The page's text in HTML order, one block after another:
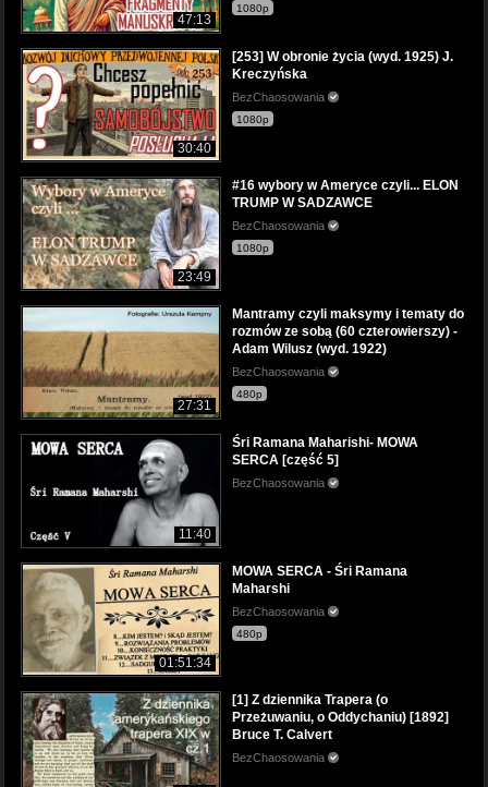
47:13
1080p
30:40
[253] W obronie życia (wyd. 1925) J.
Kreczyńska
BezChaosowania
1080p
23:49
#16 wybory w Ameryce czyli... ELON
TRUMP W SADZAWCE
BezChaosowania
1080p
27:31
Mantramy czyli maksymy i tematy do
rozmów ze sobą (60 czterowierszy) -
Adam Wilusz (wyd. 1922)
BezChaosowania
480p
11:40
Śri Ramana Maharishi- MOWA
SERCA [część 5]
BezChaosowania
01:51:34
MOWA SERCA - Śri Ramana
Maharshi
BezChaosowania
480p
[1] Z dziennika Trapera (o
Przeżuwaniu, o Oddychaniu) [1892]
Bruce T. Calvert
BezChaosowania